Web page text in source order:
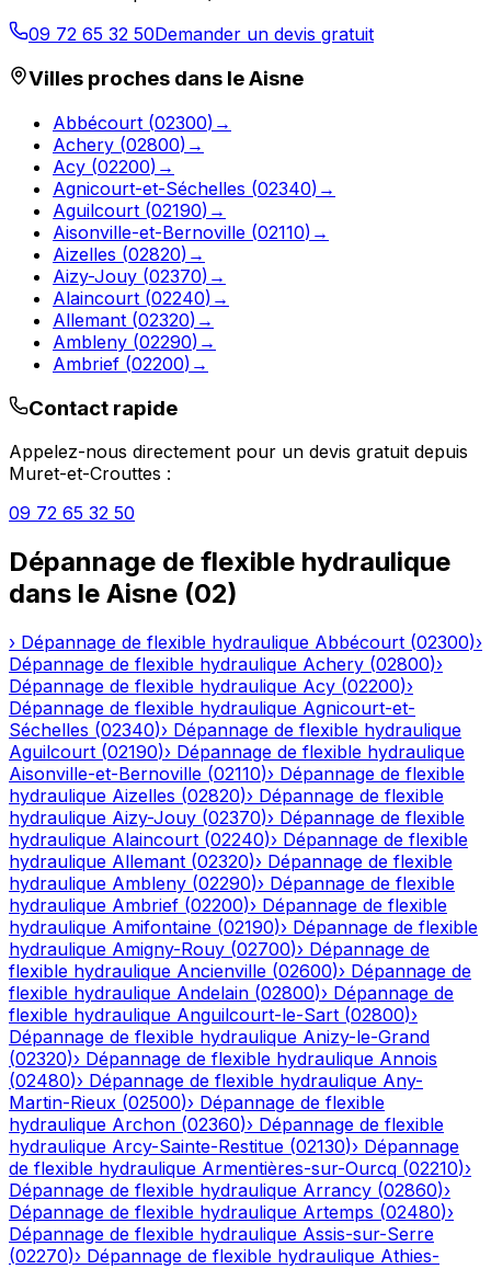
09 72 65 32 50Demander un devis gratuit
Villes proches dans leAisne
Abbécourt (02300) →
Achery (02800) →
Acy (02200) →
Agnicourt-et-Séchelles (02340) →
Aguilcourt (02190) →
Aisonville-et-Bernoville (02110) →
Aizelles (02820) →
Aizy-Jouy (02370) →
Alaincourt (02240) →
Allemant (02320) →
Ambleny (02290) →
Ambrief (02200) →
Contact rapide
Appelez-nous directement pour un devis gratuit depuis
Muret-et-Crouttes :
09 72 65 32 50
Dépannage de flexible hydraulique
dans le Aisne (02)
› Dépannage de flexible hydraulique Abbécourt (02300)›
Dépannage de flexible hydraulique Achery (02800)›
Dépannage de flexible hydraulique Acy (02200)›
Dépannage de flexible hydraulique Agnicourt-et-
Séchelles (02340)› Dépannage de flexible hydraulique
Aguilcourt (02190)› Dépannage de flexible hydraulique
Aisonville-et-Bernoville (02110)› Dépannage de flexible
hydraulique Aizelles (02820)› Dépannage de flexible
hydraulique Aizy-Jouy (02370)› Dépannage de flexible
hydraulique Alaincourt (02240)› Dépannage de flexible
hydraulique Allemant (02320)› Dépannage de flexible
hydraulique Ambleny (02290)› Dépannage de flexible
hydraulique Ambrief (02200)› Dépannage de flexible
hydraulique Amifontaine (02190)› Dépannage de flexible
hydraulique Amigny-Rouy (02700)› Dépannage de
flexible hydraulique Ancienville (02600)› Dépannage de
flexible hydraulique Andelain (02800)› Dépannage de
flexible hydraulique Anguilcourt-le-Sart (02800)›
Dépannage de flexible hydraulique Anizy-le-Grand
(02320)› Dépannage de flexible hydraulique Annois
(02480)› Dépannage de flexible hydraulique Any-
Martin-Rieux (02500)› Dépannage de flexible
hydraulique Archon (02360)› Dépannage de flexible
hydraulique Arcy-Sainte-Restitue (02130)› Dépannage
de flexible hydraulique Armentières-sur-Ourcq (02210)›
Dépannage de flexible hydraulique Arrancy (02860)›
Dépannage de flexible hydraulique Artemps (02480)›
Dépannage de flexible hydraulique Assis-sur-Serre
(02270)› Dépannage de flexible hydraulique Athies-